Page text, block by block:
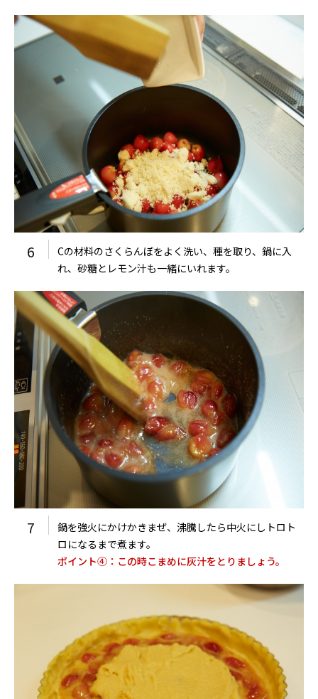
6
Cの材料のさくらんぼをよく洗い、種を取り、鍋に入
れ、砂糖とレモン汁も一緒にいれます。
7
鍋を強火にかけかきまぜ、沸騰したら中火にしトロト
ロになるまで煮ます。
ポイント④：この時こまめに灰汁をとりましょう。